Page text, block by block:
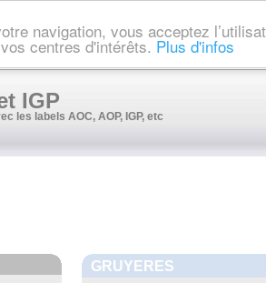
navigation, vous acceptez
centres d'intérêts. Plus d'infos
IGP
les labels AOC, AOP, IGP, etc
GRUYERES